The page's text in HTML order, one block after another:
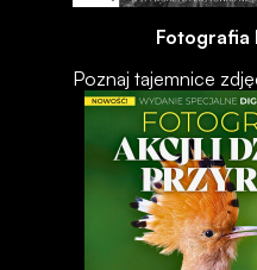
Fotografia
Poznaj tajemnice